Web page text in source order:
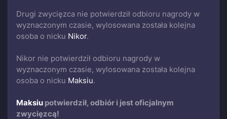
Drugi zwycięzca nie potwierdził odbioru nagrody w
wyznaczonym czasie, wylosowana została kolejna
osoba o nicku Nikor.
Nikor nie potwierdził odbioru nagrody w
wyznaczonym czasie, wylosowana została kolejna
osoba o nicku Maksiu.
Maksiu potwierdził, odbiór i jest oficjalnym
zwycięzcą!